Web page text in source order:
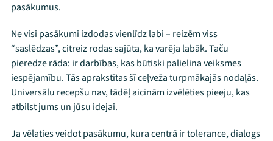
pasākumus.
Ne visi pasākumi izdodas vienlīdz labi – reizēm viss
“saslēdzas”, citreiz rodas sajūta, ka varēja labāk. Taču
pieredze rāda: ir darbības, kas būtiski palielina veiksmes
iespējamību. Tās aprakstītas šī ceļveža turpmākajās nodaļās.
Universālu recepšu nav, tādēļ aicinām izvēlēties pieeju, kas
atbilst jums un jūsu idejai.
Ja vēlaties veidot pasākumu, kura centrā ir tolerance, dialogs